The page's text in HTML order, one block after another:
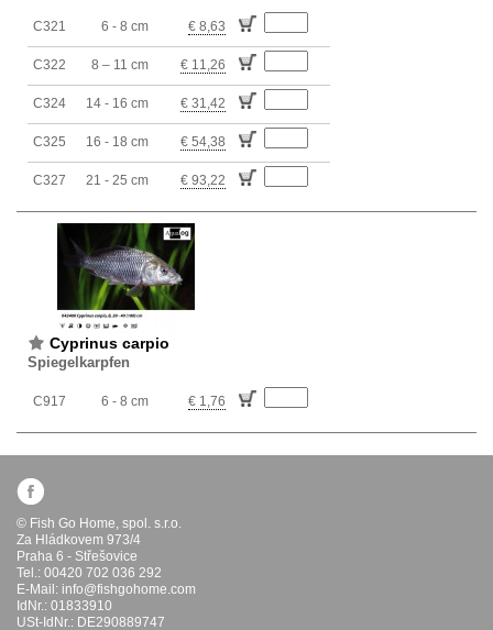
C321 6 - 8 cm € 8,63
C322 8 – 11 cm € 11,26
C324 14 - 16 cm € 31,42
C325 16 - 18 cm € 54,38
C327 21 - 25 cm € 93,22
Cyprinus carpio
Spiegelkarpfen
C917 6 - 8 cm € 1,76
© Fish Go Home, spol. s.r.o.
Za Hládkovem 973/4
Praha 6 - Střešovice
Tel.: 00420 702 036 292
E-Mail: info@fishgohome.com
IdNr.: 01833910
USt-IdNr.: DE290889747